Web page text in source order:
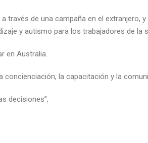
través de una campaña en el extranjero,
y autismo para los trabajadores de la
en Australia.
la capacitación y la
decisiones”,